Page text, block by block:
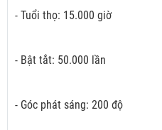
- Tuổi thọ: 15.000 giờ
- Bật tắt: 50.000 lần
- Góc phát sáng: 200 độ